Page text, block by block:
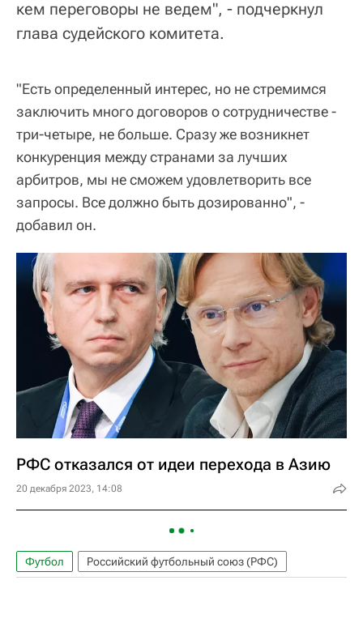
кем переговоры не ведем", - подчеркнул
глава судейского комитета.
"Есть определенный интерес, но не стремимся
заключить много договоров о сотрудничестве -
три-четыре, не больше. Сразу же возникнет
конкуренция между странами за лучших
арбитров, мы не сможем удовлетворить все
запросы. Все должно быть дозированно", -
добавил он.
РФС отказался от идеи перехода в Азию
20 декабря 2023, 14:08
Футбол Российский футбольный союз (РФС)